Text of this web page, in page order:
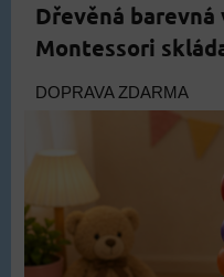
Dřevěná barevná
Montessori
DOPRAVA ZDARMA